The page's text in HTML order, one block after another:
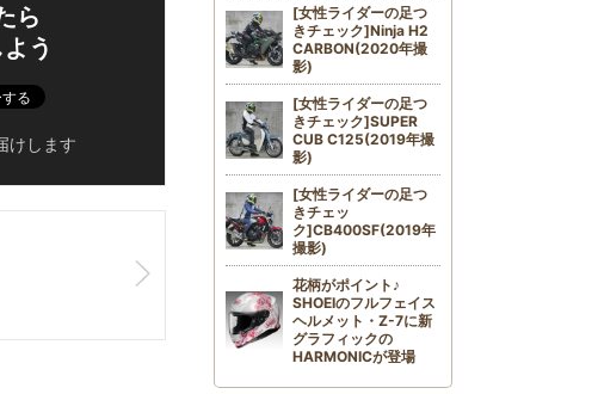
ら
う
けします
[女性ライダーの足つ
きチェック]Ninja H2
CARBON(2020年撮
影)
[女性ライダーの足つ
きチェック]SUPER
CUB C125(2019年撮
影)
[女性ライダーの足つ
きチェッ
ク]CB400SF(2019年
撮影)
花柄がポイント♪
SHOEIのフルフェイス
ヘルメット・Z-7に新
グラフィックの
HARMONICが登場